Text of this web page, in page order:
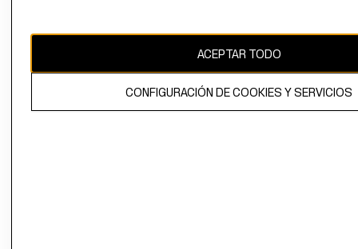
El contenido de esta página web está protegido por copyright y es
propiedad de H&M Hennes & Mauritz AB.
ACEPTAR TODO
CONFIGURACIÓN DE COOKIES Y SERVICIOS